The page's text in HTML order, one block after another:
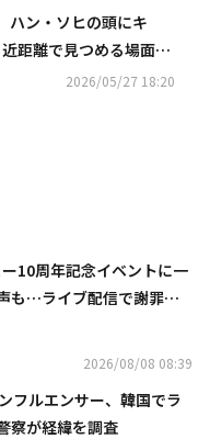
ハン・ソヒの頭にキ
距離で見つめる場面
トル曲「SERVE」MV
2026/05/27 18:20
10周年記念イベントに一
も…ライブ配信で謝罪
2026/08/08 08:39
フルエンサー、韓国でラ
察が経緯を調査